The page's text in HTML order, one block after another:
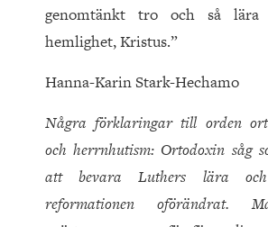
genomtänkt tro och så lära
hemlighet, Kristus.”
Hanna-Karin Stark-Hechamo
Några förklaringar till orden
och herrnhutism: Ortodoxin såg
att bevara Luthers lära
reformationen oförändrat.